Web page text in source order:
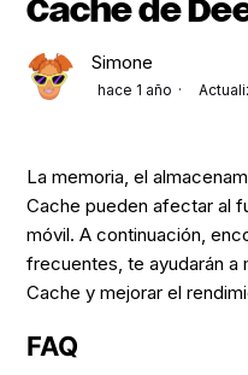
Cache de
Simone
hace 1 año
La memoria, el
Cache pueden afectar al
móvil. A continuación,
frecuentes, te ayudarán a
Cache y mejorar el
FAQ